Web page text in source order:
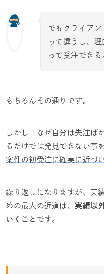
でもクライアン
って違うし、
って受注できる
もちろんその通りです。
しかし「なぜ自分は失注ば
るだけでは発見できない事
案件の初受注に確実に近づ
繰り返しになりますが、実
めの最大の近道は、実績以
いくこと です。